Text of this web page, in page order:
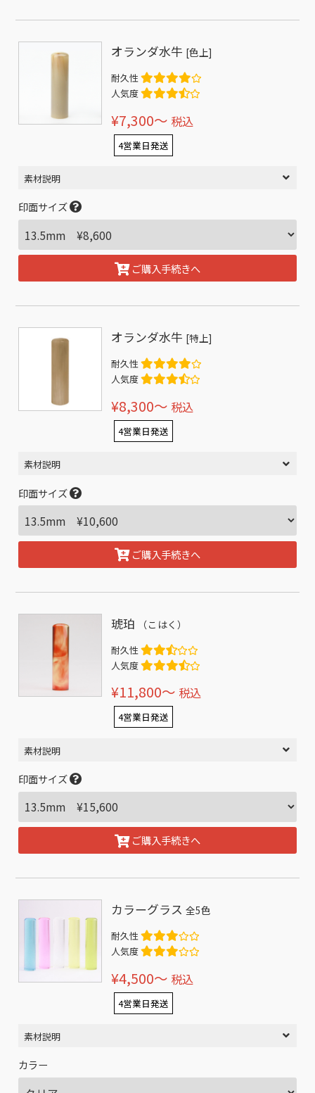
オランダ水牛 [色上]
耐久性
人気度
¥7,300〜 税込
4営業日発送
素材説明
印面サイズ
ご購入手続きへ
オランダ水牛 [特上]
耐久性
人気度
¥8,300〜 税込
4営業日発送
素材説明
印面サイズ
ご購入手続きへ
琥珀 （こはく）
耐久性
人気度
¥11,800〜 税込
4営業日発送
素材説明
印面サイズ
ご購入手続きへ
カラーグラス全5色
耐久性
人気度
¥4,500〜 税込
4営業日発送
素材説明
カラー